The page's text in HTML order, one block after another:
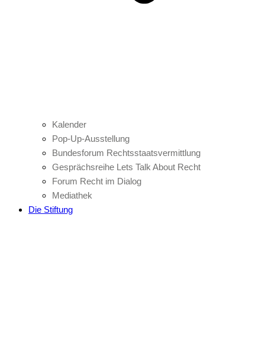
Kalender
Pop-Up-Ausstellung
Bundesforum Rechtsstaatsvermittlung
Gesprächsreihe Lets Talk About Recht
Forum Recht im Dialog
Mediathek
Die Stiftung